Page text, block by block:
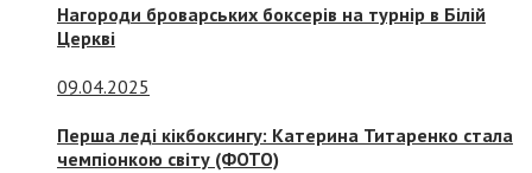
Нагороди броварських боксерів на турнір в Білій
Церкві
09.04.2025
Перша леді кікбоксингу: Катерина Титаренко стала
чемпіонкою світу (ФОТО)